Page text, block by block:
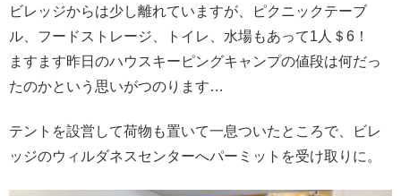
ビレッジからは少し離れていますが、ピクニックテーブ
ル、フードストレージ、トイレ、水場もあって1人＄6！
ますます昨日のハウスキーピングキャンプの値段は何だっ
たのかという思いがつのります…
テントを設営して荷物も置いて一息ついたところで、ビレ
ッジのウィルダネスセンターへパーミットを受け取りに。